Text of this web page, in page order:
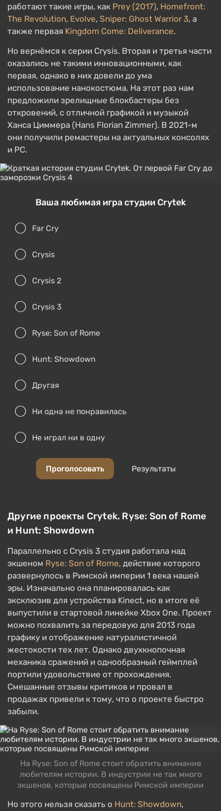
работают такие игры, как Prey (2017), Homefront:
The Revolution, Evolve, Sniper: Ghost Warrior 3, а
также первая Kingdom Come: Deliverance.
Но вернёмся к серии Crysis. Вторая и третья части
оказались не такими инновационными, как
первая, однако в них довели до ума
использование нанокостюма. На этот раз нам
предложили зрелищные блокбастеры без
откровений, с отличной графикой и музыкой
Ханса Циммера (Hans Florian Zimmer). В 2021-м
они получили ремастеры на актуальных консолях
и PC.
Ваша любимая игра студии Crytek
Far Cry
Crysis
Crysis 2
Crysis 3
Ryse: Son of Rome
Hunt: Showdown
Другая
Ни одна не понравилась
Не играл ни в одну
Проголосовать Результаты
Другие проекты Crytek. Ryse: Son of Rome
и Hunt: Showdown
Параллельно с Crysis 3 студия работала над
экшеном Ryse: Son of Rome, действие которого
развернулось в Римской империи 1 века нашей
эры. Изначально она планировалась как
эксклюзив для устройства Kineсt, но в итоге её
выпустили в стартовой линейке Xbox One. Проект
можно похвалить за передовую для 2013 года
графику и отображение натуралистичной
жестокости тех лет. Однако двухкнопочная
механика сражений и однообразный геймплей
портили удовольствие от прохождения.
Смешанные отзывы критиков и провал в
продажах привели к тому, что о проекте быстро
забыли.
На Ryse: Son of Rome стоит обратить внимание
любителям истории. В индустрии не так много
экшенов, которые посвящены Римской империи
Но этого нельзя сказать о Hunt: Showdown,